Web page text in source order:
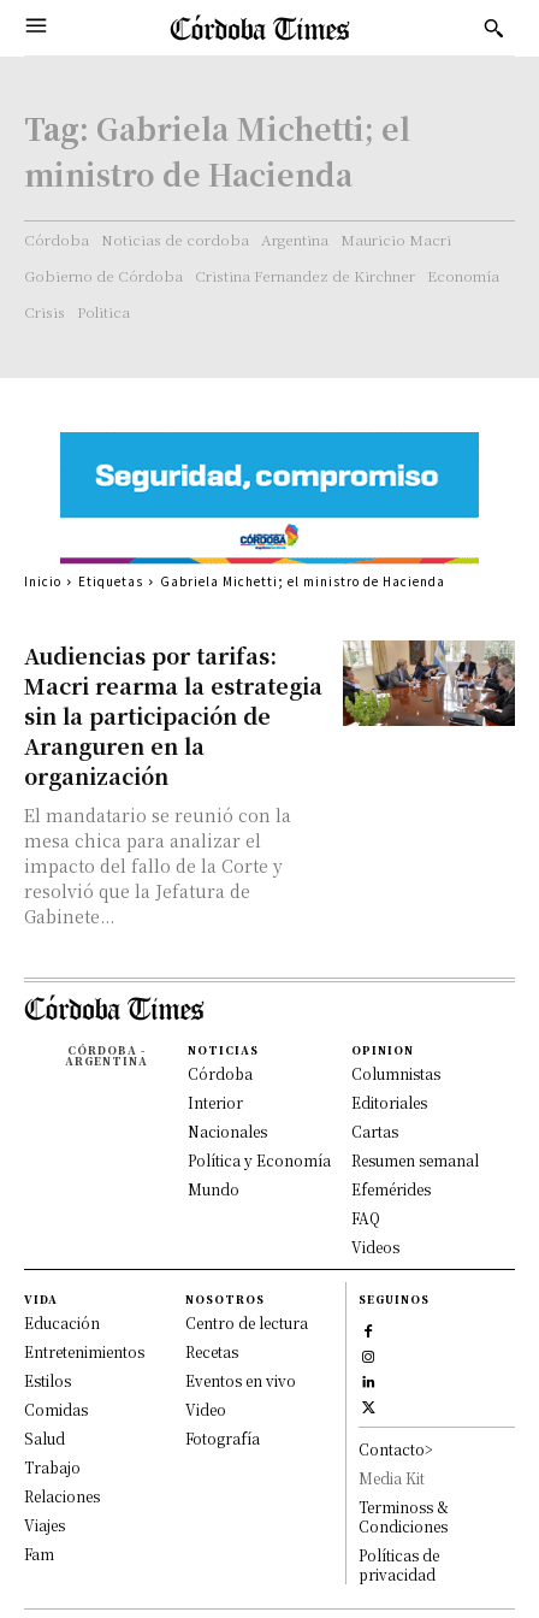
Tag: Gabriela Michetti; el
ministro de Hacienda
Córdoba Noticias de cordoba Argentina
Mauricio Macri
Gobierno de Córdoba
Cristina Fernandez de Kirchner
Economía
Crisis
Politica
Audiencias por tarifas:
Macri rearma la estrategia
sin la participación de
Aranguren en la
organización
El mandatario se reunió con la
mesa chica para analizar el
impacto del fallo de la Corte y
resolvió que la Jefatura de
Gabinete...
Inicio Etiquetas Gabriela Michetti; el ministro de Hacienda
CÓRDOBA -
ARGENTINA
NOTICIAS
Córdoba
Interior
Nacionales
Política y Economía
Mundo
OPINION
Columnistas
Editoriales
Cartas
Resumen semanal
Efemérides
FAQ
Videos
VIDA
Educación
Entretenimientos
Estilos
Comidas
Salud
Trabajo
Relaciones
Viajes
Fam
NOSOTROS
Centro de lectura
Recetas
Eventos en vivo
Video
Fotografía
SEGUINOS
Contacto>
Media Kit
Terminoss &
Condiciones
Políticas de
privacidad